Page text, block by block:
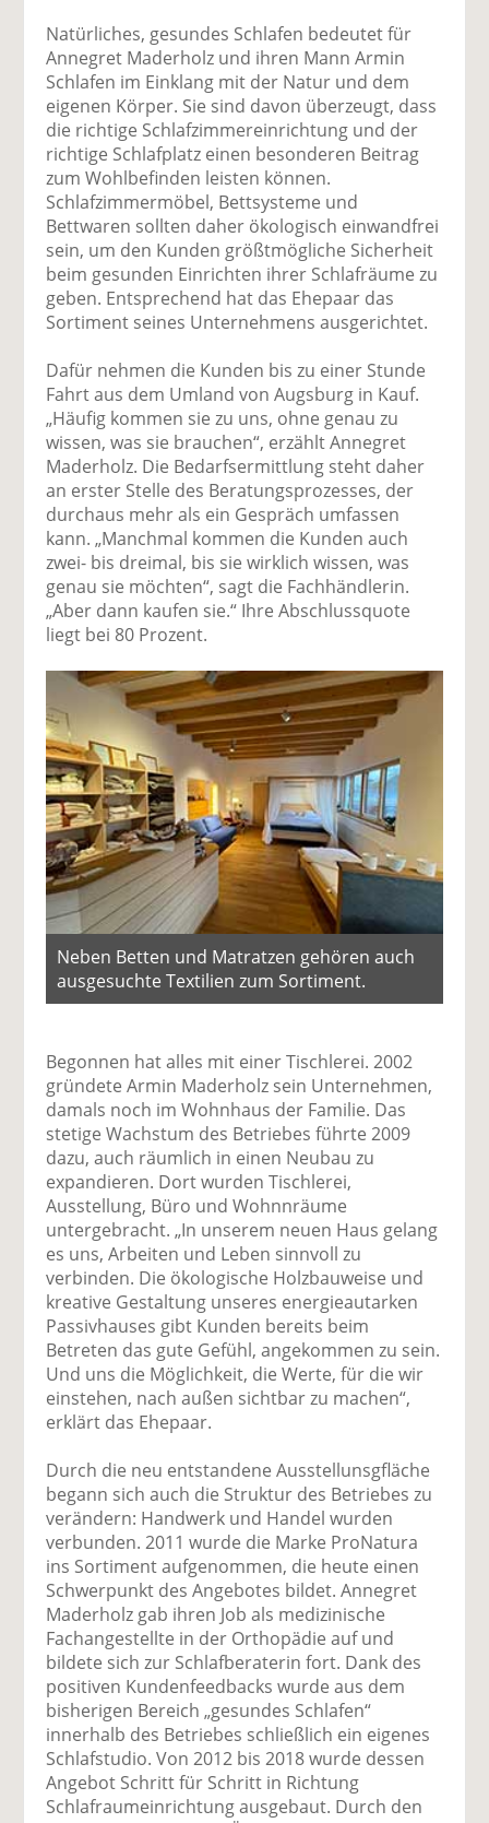
Natürliches, gesundes Schlafen bedeutet für
Annegret Maderholz und ihren Mann Armin
Schlafen im Einklang mit der Natur und dem
eigenen Körper. Sie sind davon überzeugt, dass
die richtige Schlafzimmereinrichtung und der
richtige Schlafplatz einen besonderen Beitrag
zum Wohlbefinden leisten können.
Schlafzimmermöbel, Bettsysteme und
Bettwaren sollten daher ökologisch einwandfrei
sein, um den Kunden größtmögliche Sicherheit
beim gesunden Einrichten ihrer Schlafräume zu
geben. Entsprechend hat das Ehepaar das
Sortiment seines Unternehmens ausgerichtet.
Dafür nehmen die Kunden bis zu einer Stunde
Fahrt aus dem Umland von Augsburg in Kauf.
„Häufig kommen sie zu uns, ohne genau zu
wissen, was sie brauchen“, erzählt Annegret
Maderholz. Die Bedarfsermittlung steht daher
an erster Stelle des Beratungsprozesses, der
durchaus mehr als ein Gespräch umfassen
kann. „Manchmal kommen die Kunden auch
zwei- bis dreimal, bis sie wirklich wissen, was
genau sie möchten“, sagt die Fachhändlerin.
„Aber dann kaufen sie.“ Ihre Abschlussquote
liegt bei 80 Prozent.
Neben Betten und Matratzen gehören auch
ausgesuchte Textilien zum Sortiment.
Begonnen hat alles mit einer Tischlerei. 2002
gründete Armin Maderholz sein Unternehmen,
damals noch im Wohnhaus der Familie. Das
stetige Wachstum des Betriebes führte 2009
dazu, auch räumlich in einen Neubau zu
expandieren. Dort wurden Tischlerei,
Ausstellung, Büro und Wohnnräume
untergebracht. „In unserem neuen Haus gelang
es uns, Arbeiten und Leben sinnvoll zu
verbinden. Die ökologische Holzbauweise und
kreative Gestaltung unseres energieautarken
Passivhauses gibt Kunden bereits beim
Betreten das gute Gefühl, angekommen zu sein.
Und uns die Möglichkeit, die Werte, für die wir
einstehen, nach außen sichtbar zu machen“,
erklärt das Ehepaar.
Durch die neu entstandene Ausstellunsgfläche
begann sich auch die Struktur des Betriebes zu
verändern: Handwerk und Handel wurden
verbunden. 2011 wurde die Marke ProNatura
ins Sortiment aufgenommen, die heute einen
Schwerpunkt des Angebotes bildet. Annegret
Maderholz gab ihren Job als medizinische
Fachangestellte in der Orthopädie auf und
bildete sich zur Schlafberaterin fort. Dank des
positiven Kundenfeedbacks wurde aus dem
bisherigen Bereich „gesundes Schlafen“
innerhalb des Betriebes schließlich ein eigenes
Schlafstudio. Von 2012 bis 2018 wurde dessen
Angebot Schritt für Schritt in Richtung
Schlafraumeinrichtung ausgebaut. Durch den